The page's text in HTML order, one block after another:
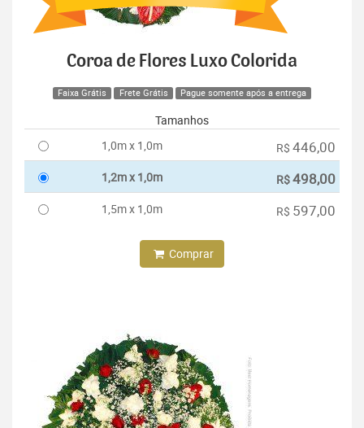
Coroa de Flores Luxo Colorida
Faixa Grátis Frete Grátis Pague somente após a entrega
Tamanhos
1,0m x 1,0m
R$ 446,00
1,2m x 1,0m R$498,00
1,5m x 1,0m R$ 597,00
Comprar